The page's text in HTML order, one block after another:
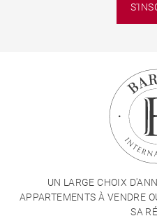
UN LARGE CHOIX
APPARTEMENTS À VENDRE
SA